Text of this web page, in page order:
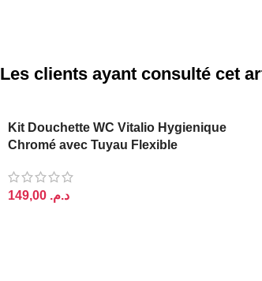
Les clients ayant consulté cet
Kit Douchette WC Vitalio Hygienique
Chromé avec Tuyau Flexible
د.م.